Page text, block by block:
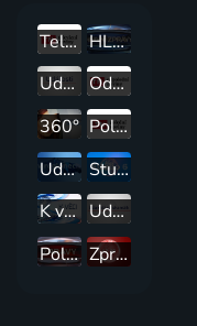
Televizní noviny
HLAVNÍ ZPRÁVY
Události
Odpolední Televizní noviny
360°
Polední Televizní noviny
Události v regionech
Studio 6
K věci
Události za okamžik a počasí
Polední zprávy
Zprávy ve 12